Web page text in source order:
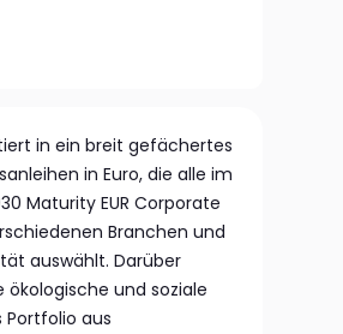
in ein breit gefächertes
in Euro, die alle im
Maturity EUR Corporate
Branchen und
auswählt. Darüber
ökologische und soziale
aus